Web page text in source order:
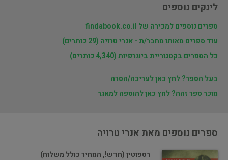
לינקים נוספים
ספרים נוספים למכירה של findabook.co.il
עוד ספרים מאותו מחבר/ת - אנרי טרויה (29 כותרים)
כל הספרים בקטגוריית ביוגרפיות (4,340 כותרים)
בעל הספר? לחץ כאן לעריכה/הסרה
מוכר ספר זהה? לחץ כאן להוספה למאגר
ספרים נוספים מאת אנרי טרויה
רספוטין (חדש!, המחיר כולל משלוח)